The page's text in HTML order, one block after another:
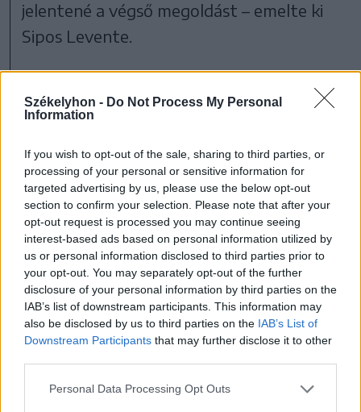
Székelyhon - Do Not Process My Personal
Information
If you wish to opt-out of the sale, sharing to third parties, or
processing of your personal or sensitive information for
targeted advertising by us, please use the below opt-out
section to confirm your selection. Please note that after your
opt-out request is processed you may continue seeing
interest-based ads based on personal information utilized by
us or personal information disclosed to third parties prior to
your opt-out. You may separately opt-out of the further
disclosure of your personal information by third parties on the
IAB’s list of downstream participants. This information may
also be disclosed by us to third parties on the IAB’s List of
Downstream Participants that may further disclose it to other
Personal Data Processing Opt Outs
jelentené a végső megoldást – emelte ki
Sipos Levente.
Marosszék
szóljon hozzá!